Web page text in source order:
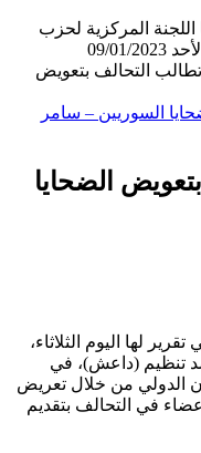
المركزية لحزب
التحالف بتعويض
الضحايا
لها اليوم الثلاثاء،
تنظيم (داعش)، في
الدولي من خلال تعريض
في التحالف بتقديم